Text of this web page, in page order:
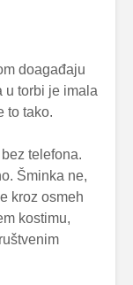
doagađaju
u torbi je imala
to tako.
telefona.
Šminka ne,
kroz osmeh
kostimu,